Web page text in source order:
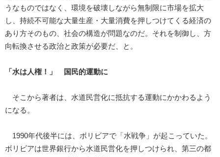
うなものではなく、環境を破壊しながら無制限に市場を拡大
し、持続不可能な大量生産・大量消費を押しつけてくる経済の
あり方そのもの、社会の構造が問題なのだ。それを制御し、方
向転換させる政治と政策が必要だ、と。
「水は人権！」 国民的運動に
そこから著者は、水道民営化に抵抗する運動にかかわるよう
になる。
1990年代後半には、ボリビアで「水戦争」が起こっていた。
ボリビアは世界銀行から水道民営化を押しつけられ、第三の都